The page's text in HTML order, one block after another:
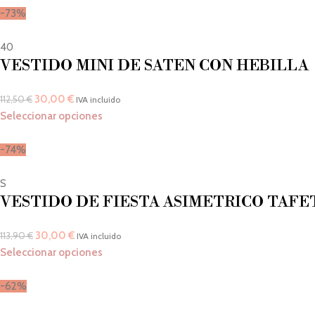
-73%
40
VESTIDO MINI DE SATEN CON HEBILLA
112,50€ 30,00 € IVA incluido
Seleccionar opciones
-74%
S
VESTIDO DE FIESTA ASIMETRICO
113,90€ 30,00 € IVA incluido
Seleccionar opciones
-62%